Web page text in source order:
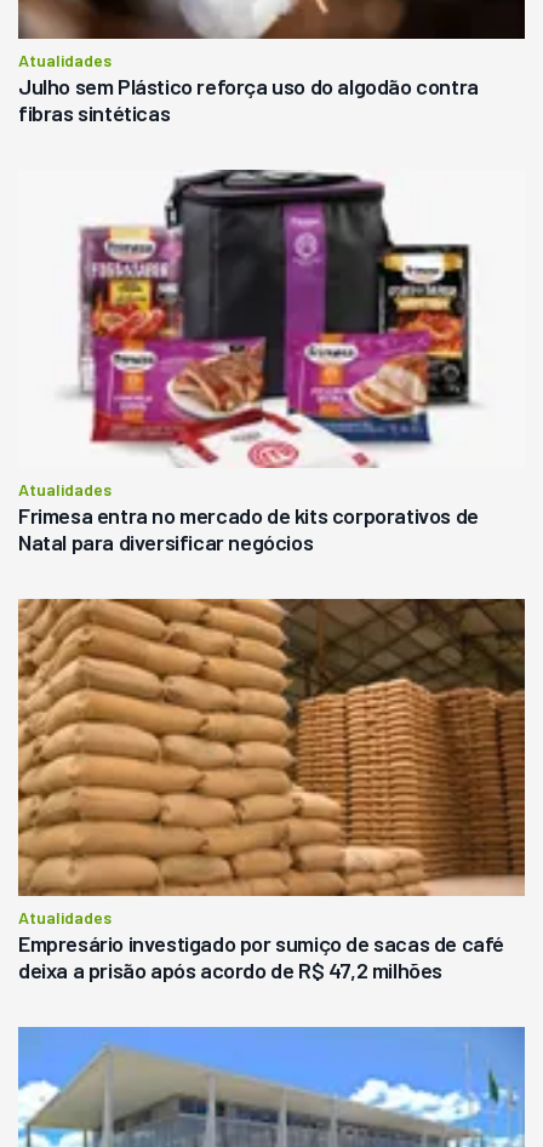
Atualidades
Julho sem Plástico reforça uso do algodão contra
fibras sintéticas
Atualidades
Frimesa entra no mercado de kits corporativos de
Natal para diversificar negócios
Atualidades
Empresário investigado por sumiço de sacas de café
deixa a prisão após acordo de R$ 47,2 milhões